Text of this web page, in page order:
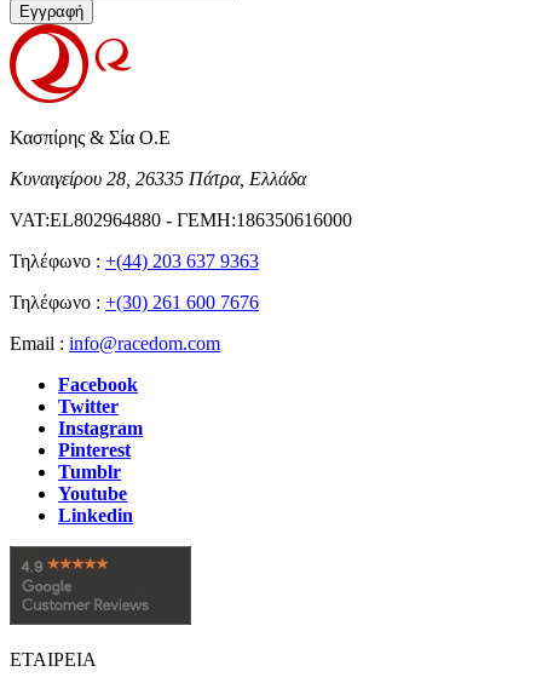
Εγγραφή
Κασπίρης & Σία Ο.Ε
Κυναιγείρου 28, 26335 Πάτρα, Ελλάδα
VAT:EL802964880 - ΓΕΜΗ:186350616000
Τηλέφωνο : +(44) 203 637 9363
Τηλέφωνο : +(30) 261 600 7676
Email : info@racedom.com
Facebook
Twitter
Instagram
Pinterest
Tumblr
Youtube
Linkedin
ΕΤΑΙΡΕΙΑ